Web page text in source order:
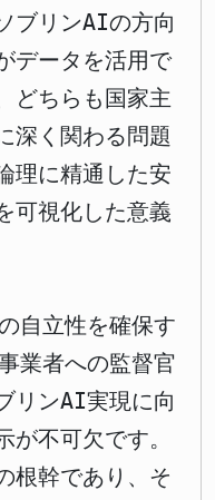
ブリンAIの方向
データを活用で
どちらも国家主
深く関わる問題
理に精通した安
可視化した意義
自立性を確保す
業者への監督官
リンAI実現に向
不可欠です。
根幹であり、そ